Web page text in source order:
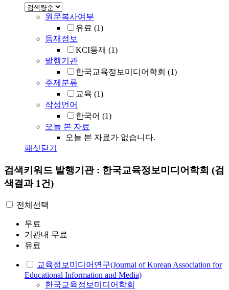
원문복사여부
유료 (1)
등재정보
KCI등재 (1)
발행기관
한국교육정보미디어학회 (1)
주제분류
교육 (1)
작성언어
한국어 (1)
오늘 본 자료
오늘 본 자료가 없습니다.
패싯닫기
검색키워드 발행기관 : 한국교육정보미디어학회 (검
색결과 1건)
전체선택
무료
기관내 무료
유료
교육정보미디어연구(Journal of Korean Association for
Educational Information and Media)
한국교육정보미디어학회